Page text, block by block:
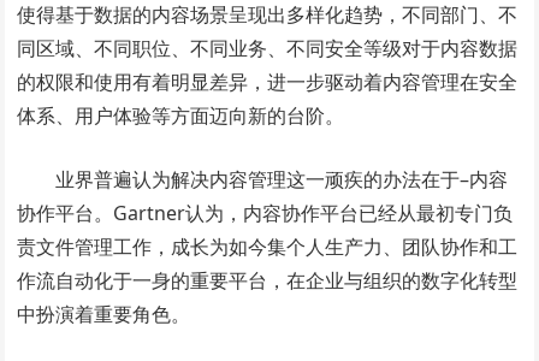
使得基于数据的内容场景呈现出多样化趋势，不同部门、不
同区域、不同职位、不同业务、不同安全等级对于内容数据
的权限和使用有着明显差异，进一步驱动着内容管理在安全
体系、用户体验等方面迈向新的台阶。
业界普遍认为解决内容管理这一顽疾的办法在于–内容
协作平台。Gartner认为，内容协作平台已经从最初专门负
责文件管理工作，成长为如今集个人生产力、团队协作和工
作流自动化于一身的重要平台，在企业与组织的数字化转型
中扮演着重要角色。